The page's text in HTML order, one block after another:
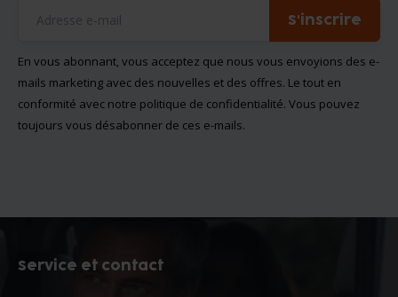
S'inscrire
En vous abonnant, vous acceptez que nous vous envoyions des e-
mails marketing avec des nouvelles et des offres. Le tout en
conformité avec notre politique de confidentialité. Vous pouvez
toujours vous désabonner de ces e-mails.
Service et contact